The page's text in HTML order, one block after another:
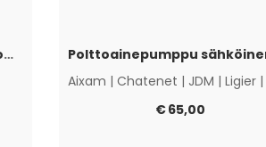
Moottorin kumityyny Ligier Lombardini Progress / DCI
Aixam | Chatenet | JDM | Ligier |
€65,00